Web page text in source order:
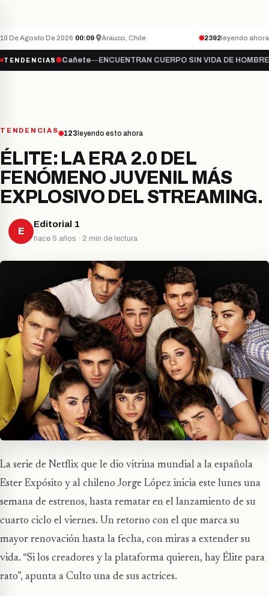
10 De Agosto De 2026·00:09· Arauco, Chile 2392leyendo ahora
TENDENCIAS
●Cañete—ENCUENTRAN CUERPO SIN VIDA DE HOMBRE
TENDENCIAS 123 leyendo esto ahora
ÉLITE: LA ERA 2.0 DEL
FENÓMENO JUVENIL MÁS
EXPLOSIVO DEL STREAMING.
E
Editorial 1
hace 5 años · 2 min de lectura
La serie de Netflix que le dio vitrina mundial a la española
Ester Expósito y al chileno Jorge López inicia este lunes una
semana de estrenos, hasta rematar en el lanzamiento de su
cuarto ciclo el viernes. Un retorno con el que marca su
mayor renovación hasta la fecha, con miras a extender su
vida. “Si los creadores y la plataforma quieren, hay Élite para
rato”, apunta a Culto una de sus actrices.